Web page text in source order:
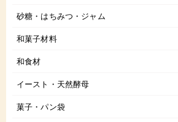
砂糖・はちみつ・ジャム
和菓子材料
和食材
イースト・天然酵母
菓子・パン袋